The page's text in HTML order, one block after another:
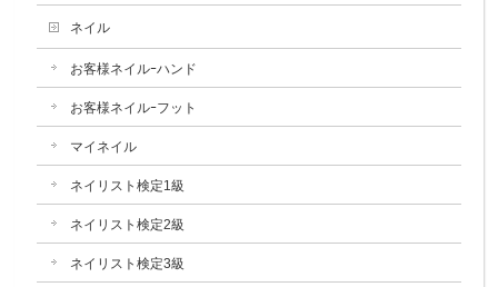
ネイル
お客様ネイルｰハンド
お客様ネイルｰフット
マイネイル
ネイリスト検定1級
ネイリスト検定2級
ネイリスト検定3級